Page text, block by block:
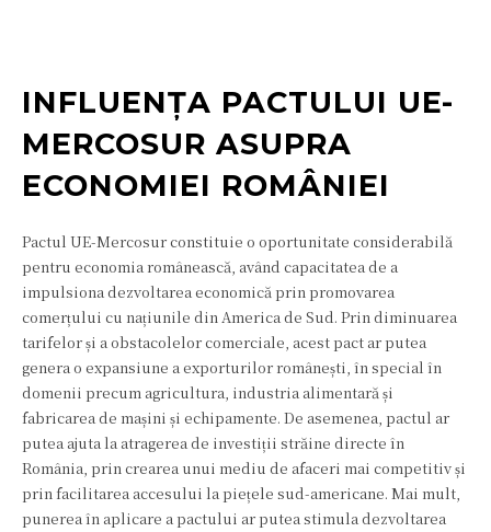
INFLUENȚA PACTULUI UE-
MERCOSUR ASUPRA
ECONOMIEI ROMÂNIEI
Pactul UE-Mercosur constituie o oportunitate considerabilă
pentru economia românească, având capacitatea de a
impulsiona dezvoltarea economică prin promovarea
comerțului cu națiunile din America de Sud. Prin diminuarea
tarifelor și a obstacolelor comerciale, acest pact ar putea
genera o expansiune a exporturilor românești, în special în
domenii precum agricultura, industria alimentară și
fabricarea de mașini și echipamente. De asemenea, pactul ar
putea ajuta la atragerea de investiții străine directe în
România, prin crearea unui mediu de afaceri mai competitiv și
prin facilitarea accesului la piețele sud-americane. Mai mult,
punerea în aplicare a pactului ar putea stimula dezvoltarea